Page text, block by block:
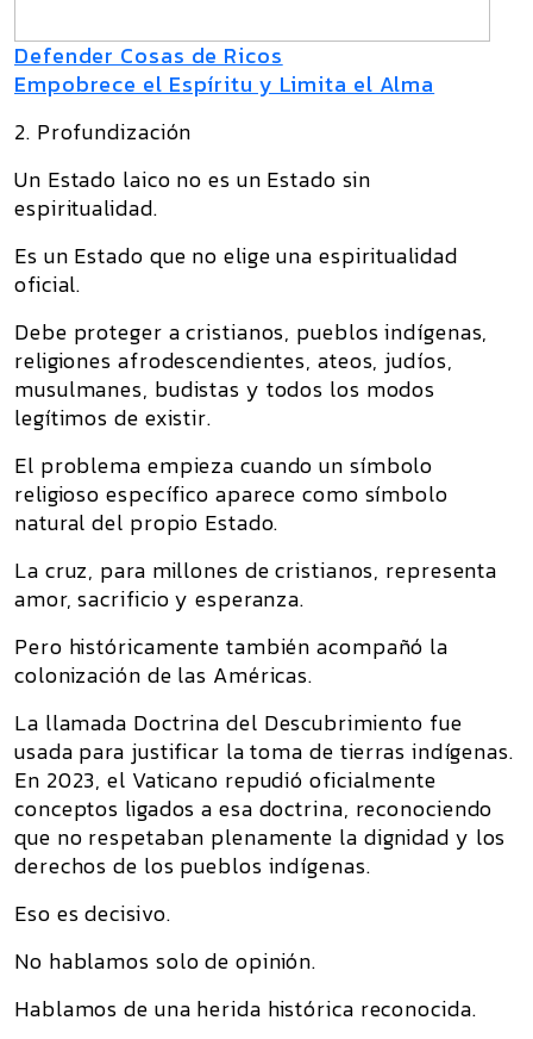
Defender Cosas de Ricos
Empobrece el Espíritu y Limita el Alma
2. Profundización
Un Estado laico no es un Estado sin
espiritualidad.
Es un Estado que no elige una espiritualidad
oficial.
Debe proteger a cristianos, pueblos indígenas,
religiones afrodescendientes, ateos, judíos,
musulmanes, budistas y todos los modos
legítimos de existir.
El problema empieza cuando un símbolo
religioso específico aparece como símbolo
natural del propio Estado.
La cruz, para millones de cristianos, representa
amor, sacrificio y esperanza.
Pero históricamente también acompañó la
colonización de las Américas.
La llamada Doctrina del Descubrimiento fue
usada para justificar la toma de tierras indígenas.
En 2023, el Vaticano repudió oficialmente
conceptos ligados a esa doctrina, reconociendo
que no respetaban plenamente la dignidad y los
derechos de los pueblos indígenas.
Eso es decisivo.
No hablamos solo de opinión.
Hablamos de una herida histórica reconocida.